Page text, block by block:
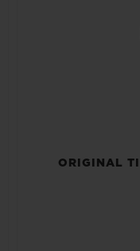
ORIGINAL